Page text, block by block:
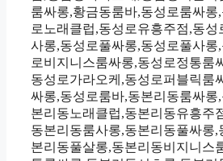
룸싸롱,황금동룸바,동성로룸싸롱
로노래클럽,동성로유흥주점,동
사롱,동성로풀싸롱,동성로풀사롱
로비지니스룸싸롱,동성로정통룸
동성로가라오케,동성로퍼블릭룸
싸롱,동성로룸바,동본리동룸싸롱
본리동노래클럽,동본리동유흥주
동본리동룸사롱,동본리동풀싸롱,
본리동풀살롱,동본리동비지니스